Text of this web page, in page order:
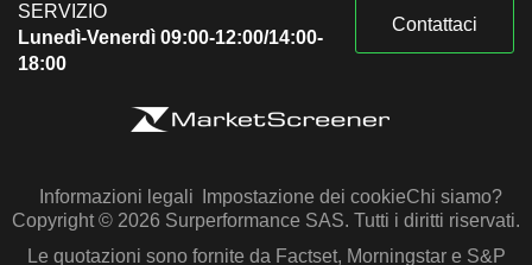
SERVIZIO
Lunedì-Venerdì 09:00-12:00/14:00-
18:00
Contattaci
Informazioni legali Impostazione dei cookieChi siamo?
Copyright © 2026 Surperformance SAS. Tutti i diritti riservati.
Le quotazioni sono fornite da Factset, Morningstar e S&P